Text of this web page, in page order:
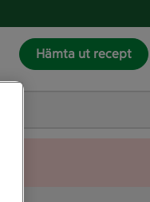
Hämta ut recept